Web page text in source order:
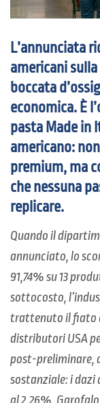
L’annunciata
americani
boccata
economica. È
pasta Made in
americano:
premium, ma
che nessuna
replicare.
Quando il
annunciato, lo
91,74% su 13
sottocosto,
trattenuto il fiato
distributori USA
post-preliminare,
sostanziale: i dazi
al 2,26%,